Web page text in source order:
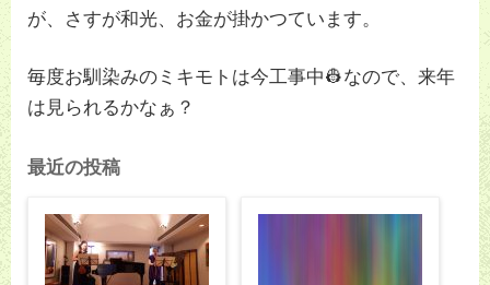
が、さすが和光、お金が掛かつています。
毎度お馴染みのミキモトは今工事中👷なので、来年
は見られるかなぁ？
最近の投稿